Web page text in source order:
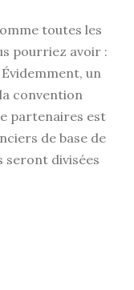
toutes les
pourriez avoir :
un
convention
partenaires est
de base de
seront divisées